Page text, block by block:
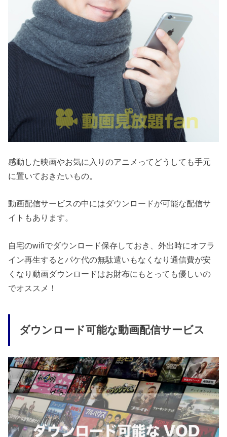
感動した映画やお気に入りのアニメってどうしても手元
に置いておきたいもの。
動画配信サービスの中にはダウンロードが可能な配信サ
イトもあります。
自宅のwifiでダウンロード保存しておき、外出時にオフラ
イン再生するとパケ代の無駄遣いもなくなり通信費が安
くなり動画ダウンロードはお財布にもとっても優しいの
でオススメ！
ダウンロード可能な動画配信サービス